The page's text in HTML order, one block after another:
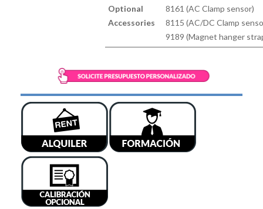
Optional
Accessories
8161 (AC Clamp sensor)
8115 (AC/DC Clamp
9189 (Magnet hanger